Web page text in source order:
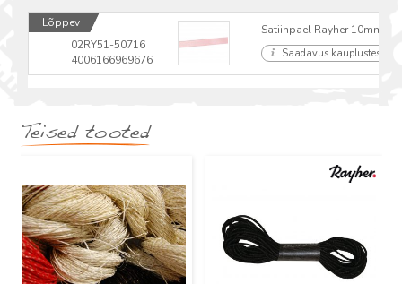
Lõppev
02RY51-50716
4006166969676
Satiinpael Rayher 10mm
Saadavus kauplustes
Teised tooted